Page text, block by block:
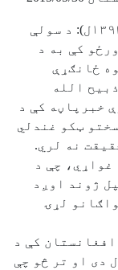
نن ټکی اسیا (شنبه، غبرګولي ۹مه، ۱۳۹۴ل): د سولې
کې به د
ځانګړې
الله
خبرپاڼه کې د
ټکو غندلي
نه لري.
غواړي، چې د
ژوند اوږد
لړۍ
کې د
دی او تر څو چې